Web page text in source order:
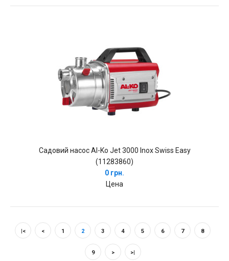
Садовий насос Al-Ko Jet 3000 Inox Swiss Easy
(11283860)
0 грн.
Цена
|< < 1 2 3 4 5 6 7 8
9 > >|